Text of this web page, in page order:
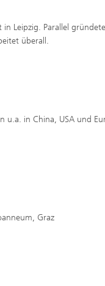
Leipzig. Parallel
überall.
u.a. in China, USA und
Graz